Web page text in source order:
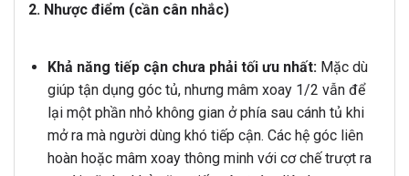
2. Nhược điểm (cần cân nhắc)
Khả năng tiếp cận chưa phải tối ưu nhất:Mặc dù
giúp tận dụng góc tủ, nhưng mâm xoay 1/2 vẫn để
lại một phần nhỏ không gian ở phía sau cánh tủ khi
mở ra mà người dùng khó tiếp cận. Các hệ góc liên
hoàn hoặc mâm xoay thông minh với cơ chế trượt ra